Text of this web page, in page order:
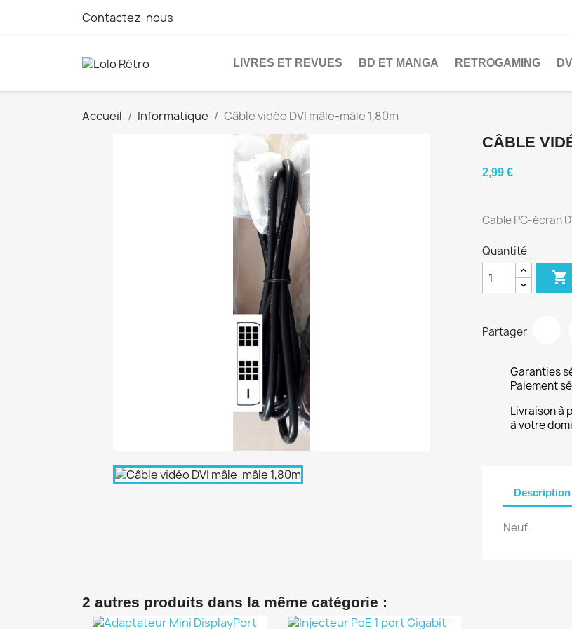
Contactez-nous
LIVRES ET REVUES BD ET MANGA RETROGAMING
Accueil Informatique Câble vidéo DVI mâle-mâle 1,80m
CÂBLE
2,99 €
Cable PC-écran
Quantité

Partager
Garanties
Paiement
Livraison à
à votre
Description
Neuf.
2 autres produits dans la même catégorie :